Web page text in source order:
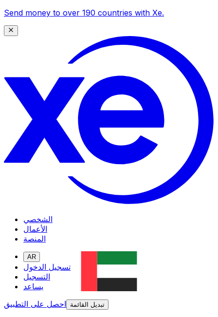
Send money to over 190 countries with Xe.
الشخصي
الأعمال
المنصة
AR
تسجيل الدخول
التسجيل
يساعد
احصل على التطبيق
تبديل القائمة